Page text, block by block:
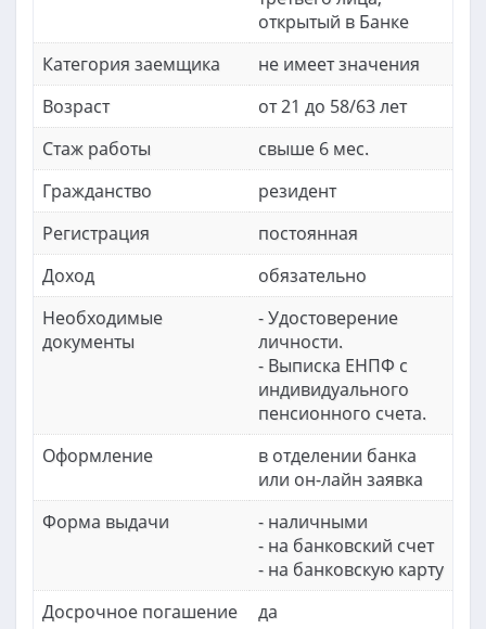
открытый в Банке
Категория заемщика
не имеет значения
Возраст
от 21 до 58/63 лет
Стаж работы
свыше 6 мес.
Гражданство
резидент
Регистрация
постоянная
Доход
обязательно
Необходимые
документы
- Удостоверение
личности.
- Выписка ЕНПФ с
индивидуального
пенсионного счета.
Оформление
в отделении банка
или он-лайн заявка
Форма выдачи
- наличными
- на банковский счет
- на банковскую карту
Досрочное погашение
да